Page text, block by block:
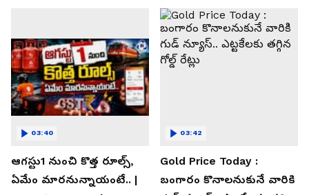
ఆగస్టు1 నుంచి కొత్త రూల్స్,
ఏమేం మారనున్నాయంటే.. |
03:40
Gold Price Today :
బంగారం కొనాలనుకునే వారికి
03:42